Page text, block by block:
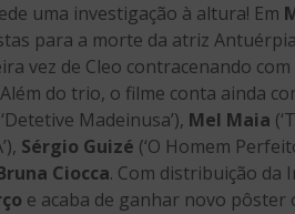
uma investigação à altura! Em
para a morte da atriz
vez de Cleo contracenando
Além do trio, o filme conta ainda
Madeinusa’), Mel Maia
Sérgio Guizé (‘O Homem
Ciocca. Com distribuição da
e acaba de ganhar novo pôster